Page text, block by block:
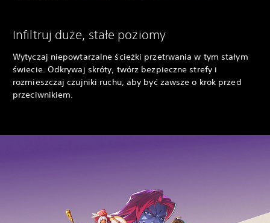
Infiltruj duże, stałe poziomy
Wytyczaj niepowtarzalne ścieżki przetrwania w tym stałym
świecie. Odkrywaj skróty, twórz bezpieczne strefy i
rozmieszczaj czujniki ruchu, aby być zawsze o krok przed
przeciwnikiem.